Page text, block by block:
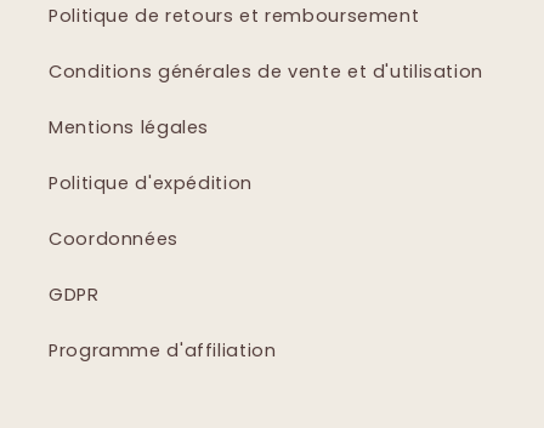
Politique de retours et remboursement
Conditions générales de vente et d'utilisation
Mentions légales
Politique d'expédition
Coordonnées
GDPR
Programme d'affiliation